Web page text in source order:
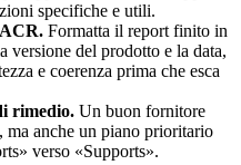
specifiche e utili.
Formatta il report finito in
versione del prodotto e la data,
e coerenza prima che esca
rimedio. Un buon fornitore
ma anche un piano prioritario
verso «Supports».